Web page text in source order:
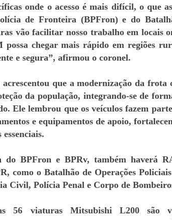
onde o acesso é mais difícil, o que
de Fronteira (BPFron) e do
vão facilitar nosso trabalho em locais
possa chegar mais rápido em regiões
e segura”, afirmou o coronel.
acrescentou que a modernização da
da população, integrando-se de
Ele lembrou que os veículos fazem
e equipamentos de apoio,
essenciais.
do BPFron e BPRv, também haverá
como o Batalhão de Operações
Civil, Polícia Penal e Corpo de
56 viaturas Mitsubishi L200 são